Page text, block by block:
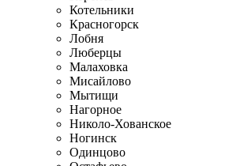
Котельники
Красногорск
Лобня
Люберцы
Малаховка
Мисайлово
Мытищи
Нагорное
Николо-Хованское
Ногинск
Одинцово